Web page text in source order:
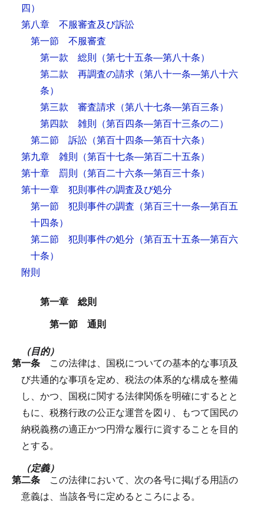
四）
第八章 不服審査及び訴訟
第一節 不服審査
第一款 総則 （第七十五条―第八十条）
第二款 再調査の請求 （第八十一条―第八十六
条）
第三款 審査請求 （第八十七条―第百三条）
第四款 雑則 （第百四条―第百十三条の二）
第二節 訴訟 （第百十四条―第百十六条）
第九章 雑則 （第百十七条―第百二十五条）
第十章 罰則 （第百二十六条―第百三十条）
第十一章 犯則事件の調査及び処分
第一節 犯則事件の調査 （第百三十一条―第百五
十四条）
第二節 犯則事件の処分 （第百五十五条―第百六
十条）
附則
第一章 総則
第一節 通則
（目的）
第一条 この法律は、国税についての基本的な事項及
び共通的な事項を定め、税法の体系的な構成を整備
し、かつ、国税に関する法律関係を明確にするとと
もに、税務行政の公正な運営を図り、もつて国民の
納税義務の適正かつ円滑な履行に資することを目的
とする。
（定義）
第二条 この法律において、次の各号に掲げる用語の
意義は、当該各号に定めるところによる。